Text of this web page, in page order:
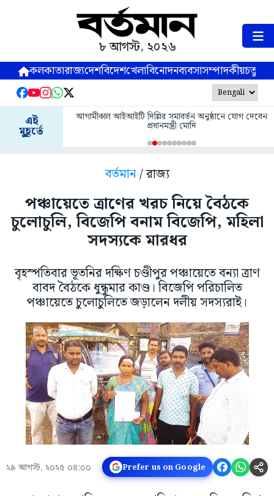
৮ আগস্ট, ২০২৬
কলকাতারাজ্যদেশবিদেশখেলাবিনোদনব্যবসাসম্পাদকীয়
এই
মুহূর্তে
আগামীকাল আইআইটি দিল্লির সমাবর্তন অনুষ্ঠানে যোগ দেবেন
প্রধানমন্ত্রী মোদি
বর্তমান/ রাজ্য
পঞ্চায়েতে ত্রাণের খরচ নিয়ে বৈঠকে
চুলোচুলি, বিজেপি বনাম বিজেপি, মহিলা
সদস্যকে মারধর
বৃহস্পতিবার ভূতনির দক্ষিণ চণ্ডীপুর পঞ্চায়েতে বন্যা ত্রাণ
বাবদ বৈঠকে ধুন্ধুমার কাণ্ড। বিজেপি পরিচালিত
পঞ্চায়েতে চুলোচুলিতে জড়ালেন দলীয় সদস্যরাই।
২৯ আগস্ট, ২০২৫ ০৪:০০ Prefer us on Google